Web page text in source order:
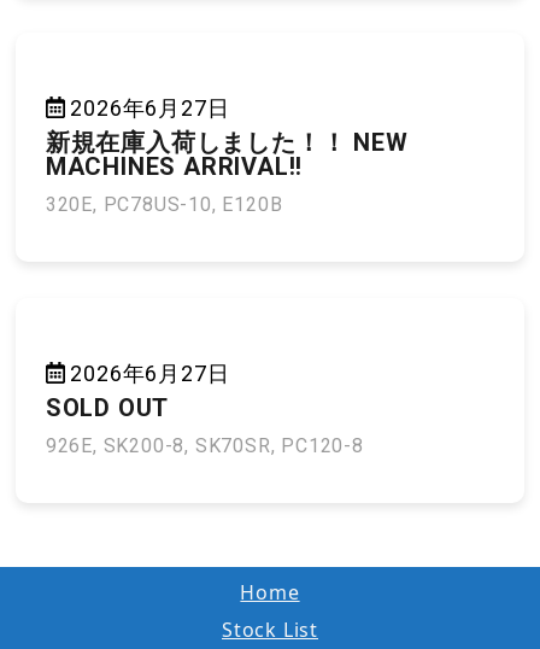
2026年6月27日
新規在庫入荷しました！！ NEW
MACHINES ARRIVAL!!
320E, PC78US-10, E120B
2026年6月27日
SOLD OUT
926E, SK200-8, SK70SR, PC120-8
Home
Stock List